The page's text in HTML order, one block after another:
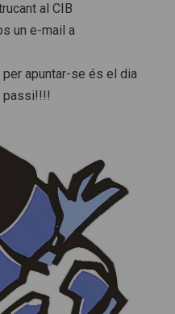
al CIB
un e-mail a
per apuntar-se és el dia
passi!!!!